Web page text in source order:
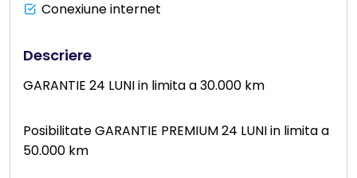
Conexiune internet
Descriere
GARANTIE 24 LUNI in limita a 30.000 km
Posibilitate GARANTIE PREMIUM 24 LUNI in limita a
50.000 km